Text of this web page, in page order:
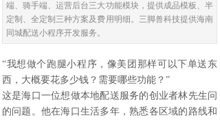
端、骑手端、运营后台三大功能模块，提供成品模板、半
定制、全定制三种方案及费用明细。三脚兽科技提供海南
同城配送小程序开发服务。
“我想做个跑腿小程序，像美团那样可以下单送东
西，大概要花多少钱？需要哪些功能？”
这是海口一位想做本地配送服务的创业者林先生问
的问题。他在海口生活多年，熟悉各区域的路线和